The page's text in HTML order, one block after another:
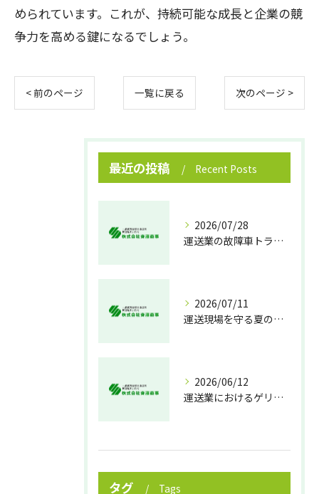
められています。これが、持続可能な成長と企業の競
争力を高める鍵になるでしょう。
< 前のページ 一覧に戻る 次のページ >
最近の投稿 Recent Posts
2026/07/28
運送業の故障車トラブル即時対処法
2026/07/11
運送現場を守る夏の熱中症対策
2026/06/12
運送業におけるゲリラ豪雨対策の実践法
タグ Tags